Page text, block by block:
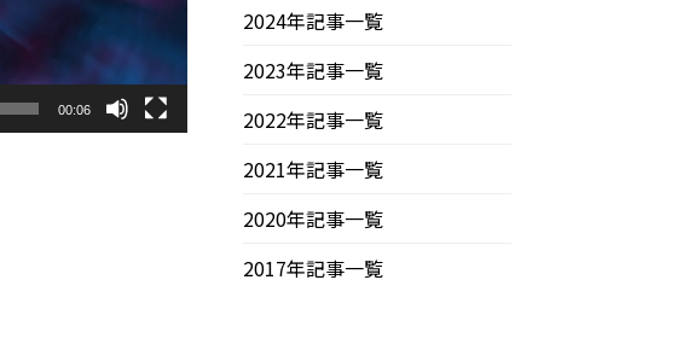
00:06
2024年記事一覧
2023年記事一覧
2022年記事一覧
2021年記事一覧
2020年記事一覧
2017年記事一覧